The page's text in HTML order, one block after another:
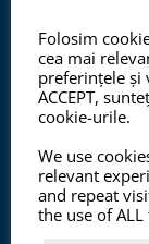
ISO 9001:2015,
Folosim
cea mai
preferințele și
ACCEPT,
cookie-urile.
We use
relevant
and repeat
the use of